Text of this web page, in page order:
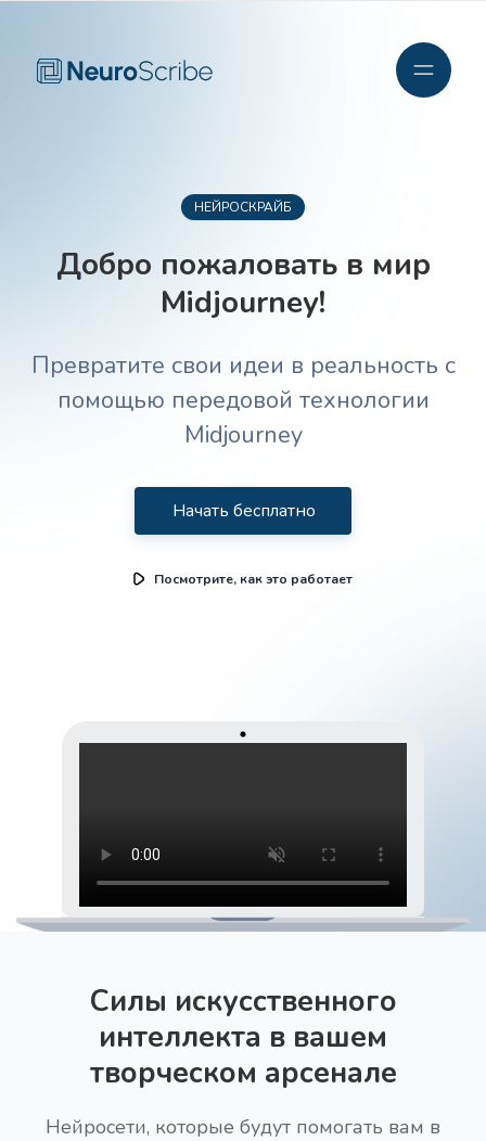
НЕЙРОСКРАЙБ
Добро пожаловать в мир
Midjourney!
Превратите свои идеи в реальность с
помощью передовой технологии
Midjourney
Начать бесплатно
Посмотрите, как это работает
Силы искусственного
интеллекта в вашем
творческом арсенале
Нейросети, которые будут помогать вам в